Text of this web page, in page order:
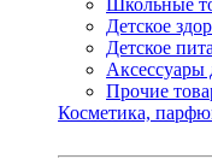
Детское
Детское
Аксессуары
Прочие
Косметика,